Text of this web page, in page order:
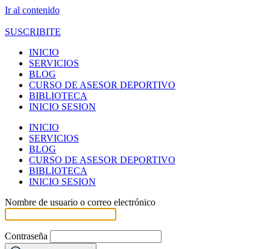
Ir al contenido
SUSCRIBITE
INICIO
SERVICIOS
BLOG
CURSO DE ASESOR DEPORTIVO
BIBLIOTECA
INICIO SESION
INICIO
SERVICIOS
BLOG
CURSO DE ASESOR DEPORTIVO
BIBLIOTECA
INICIO SESION
Nombre de usuario o correo electrónico
Contraseña